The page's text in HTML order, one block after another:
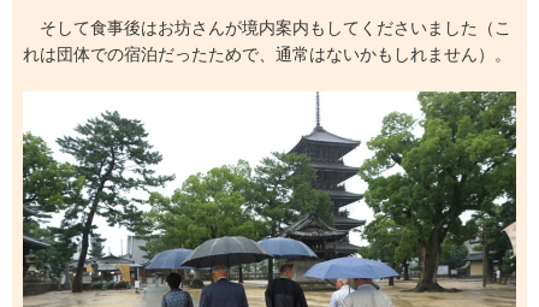
そして食事後はお坊さんが境内案内もしてくださいました（こ
れは団体での宿泊だったためで、通常はないかもしれません）。